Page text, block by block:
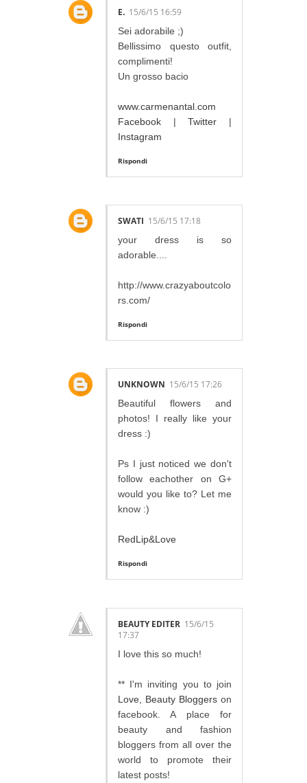
E. 15/6/15 16:59
Sei adorabile ;)
Bellissimo questo outfit,
complimenti!
Un grosso bacio
www.carmenantal.com
Facebook |Twitter |
Instagram
Rispondi
SWATI 15/6/15 17:18
your dress is so
adorable....
http://www.crazyaboutcolo
rs.com/
Rispondi
UNKNOWN 15/6/15 17:26
Beautiful flowers and
photos! I really like your
dress :)
Ps I just noticed we don't
follow eachother on G+
would you like to? Let me
know :)
RedLip&Love
Rispondi
BEAUTY EDITER 15/6/15
17:37
I love this so much!
** I'm inviting you to join
Love, Beauty Bloggers on
facebook. A place for
beauty and fashion
bloggers from all over the
world to promote their
latest posts!